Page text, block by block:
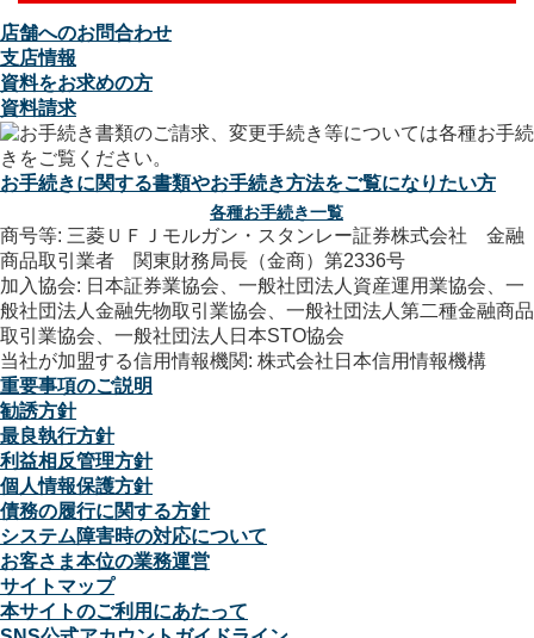
店舗へのお問合わせ
支店情報
資料をお求めの方
資料請求
お手続きに関する書類やお手続き方法をご覧になりたい方
各種お手続き一覧
商号等: 三菱ＵＦＪモルガン・スタンレー証券株式会社 金融
商品取引業者 関東財務局長（金商）第2336号
加入協会: 日本証券業協会、一般社団法人資産運用業協会、一
般社団法人金融先物取引業協会、一般社団法人第二種金融商品
取引業協会、一般社団法人日本STO協会
当社が加盟する信用情報機関: 株式会社日本信用情報機構
重要事項のご説明
勧誘方針
最良執行方針
利益相反管理方針
個人情報保護方針
債務の履行に関する方針
システム障害時の対応について
お客さま本位の業務運営
サイトマップ
本サイトのご利用にあたって